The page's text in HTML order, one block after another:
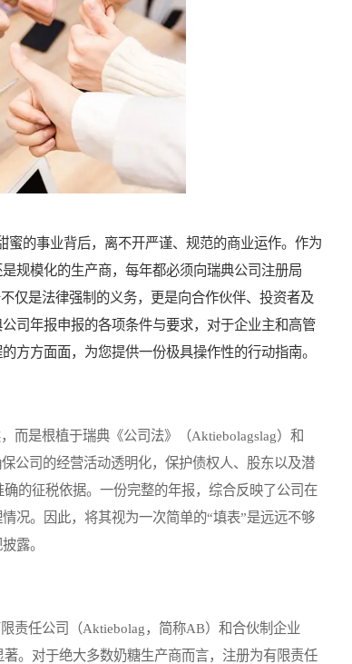
的事业背后，离不开严谨、规范的商业运作。作为
规模化的生产商，每年都必须向瑞典公司注册局
仅是法律强制的义务，更是向合作伙伴、投资者及
司年报申报的各项条件与要求，对于企业主和高管
方方面面，为您提供一份极具操作性的行动指南。
是根植于瑞典《公司法》（Aktiebolagslag）和
公司的经营活动透明化，保护债权人、股东以及潜
的征税依据。一份完整的年报，综合反映了公司在
况。因此，将其视为一次简单的“填表”是远远不够
露。
任公司（Aktiebolag，简称AB）和合伙制企业
著。对于绝大多数奶糖生产商而言，注册为有限责任